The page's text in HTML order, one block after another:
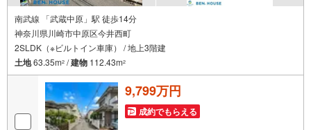
南武線 「武蔵中原」駅 徒歩14分
神奈川県川崎市中原区今井西町
2SLDK（※ビルトイン車庫） / 地上3階建
土地63.35m2 /建物 112.43m2
9,799万円
成約でもらえる